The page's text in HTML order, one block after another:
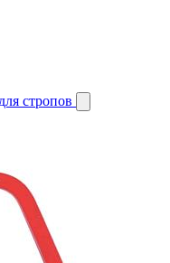
стропов